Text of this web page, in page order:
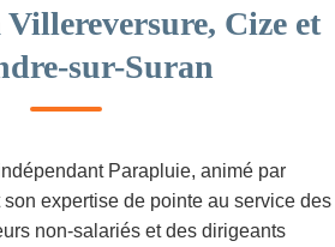
Villereversure, Cize et
sur-Suran
Parapluie, animé par
expertise de pointe au service des
non-salariés et des dirigeants